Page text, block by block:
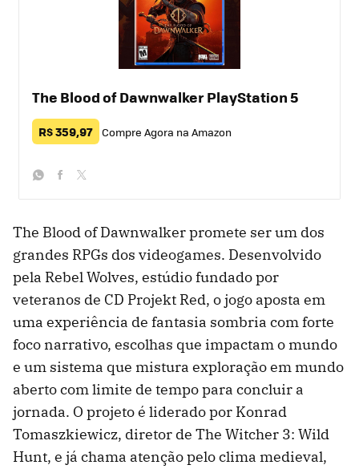
The Blood of Dawnwalker PlayStation 5
R$ 359,97 Compre Agora na Amazon
The Blood of Dawnwalker promete ser um dos
grandes RPGs dos videogames. Desenvolvido
pela Rebel Wolves, estúdio fundado por
veteranos de CD Projekt Red, o jogo aposta em
uma experiência de fantasia sombria com forte
foco narrativo, escolhas que impactam o mundo
e um sistema que mistura exploração em mundo
aberto com limite de tempo para concluir a
jornada. O projeto é liderado por Konrad
Tomaszkiewicz, diretor de The Witcher 3: Wild
Hunt, e já chama atenção pelo clima medieval,